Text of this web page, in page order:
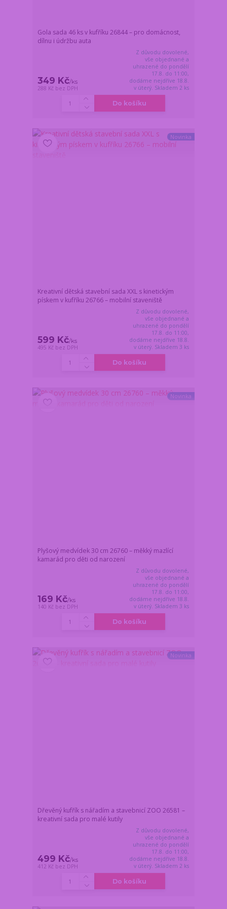
Gola sada 46 ks v kufříku 26844 – pro domácnost,
dílnu i údržbu auta
349 Kč/ks
288 Kč bez DPH
Z důvodu dovolené,
vše objednané a
uhrazené do pondělí
17.8. do 11:00,
dodáme nejdříve 18.8.
v úterý. Skladem 2 ks
Do košíku
Novinka
Kreativní dětská stavební sada XXL s kinetickým
pískem v kufříku 26766 – mobilní staveniště
599 Kč/ks
495 Kč bez DPH
Z důvodu dovolené,
vše objednané a
uhrazené do pondělí
17.8. do 11:00,
dodáme nejdříve 18.8.
v úterý. Skladem 3 ks
Do košíku
Novinka
Plyšový medvídek 30 cm 26760 – měkký mazlící
kamarád pro děti od narození
169 Kč/ks
140 Kč bez DPH
Z důvodu dovolené,
vše objednané a
uhrazené do pondělí
17.8. do 11:00,
dodáme nejdříve 18.8.
v úterý. Skladem 3 ks
Do košíku
Novinka
Dřevěný kufřík s nářadím a stavebnicí ZOO 26581 –
kreativní sada pro malé kutily
499 Kč/ks
412 Kč bez DPH
Z důvodu dovolené,
vše objednané a
uhrazené do pondělí
17.8. do 11:00,
dodáme nejdříve 18.8.
v úterý. Skladem 2 ks
Do košíku